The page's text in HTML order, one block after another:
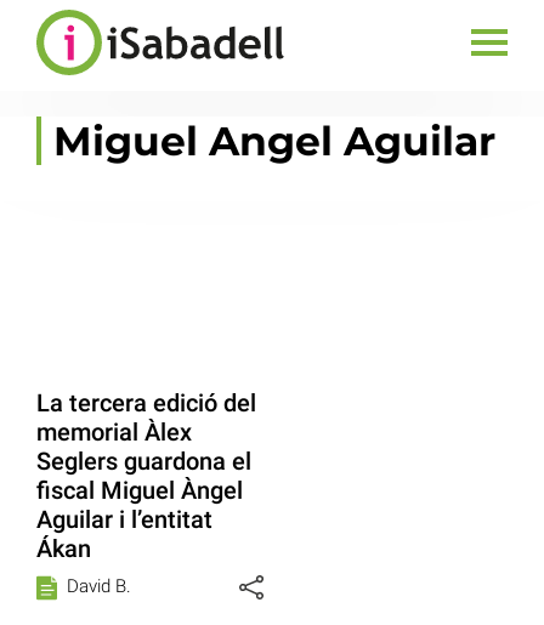
Miguel Angel Aguilar
La tercera edició del
memorial Àlex
Seglers guardona el
fiscal Miguel Àngel
Aguilar i l’entitat
Ákan
David B.